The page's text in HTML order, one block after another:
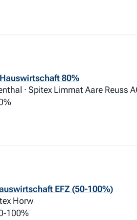
80%
· Spitex Limmat Aare Reuss
EFZ (50-100%)
Horw
100%